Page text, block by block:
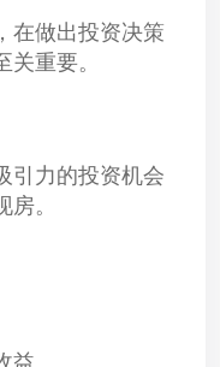
在做出投资决策
重要。
引力的投资机会
。